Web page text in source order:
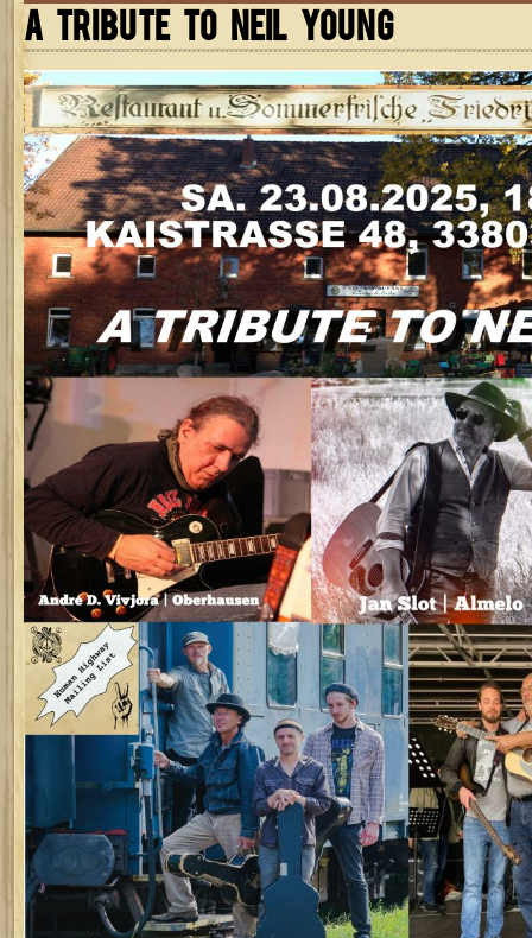
A TRIBUTE TO NEIL YOUNG